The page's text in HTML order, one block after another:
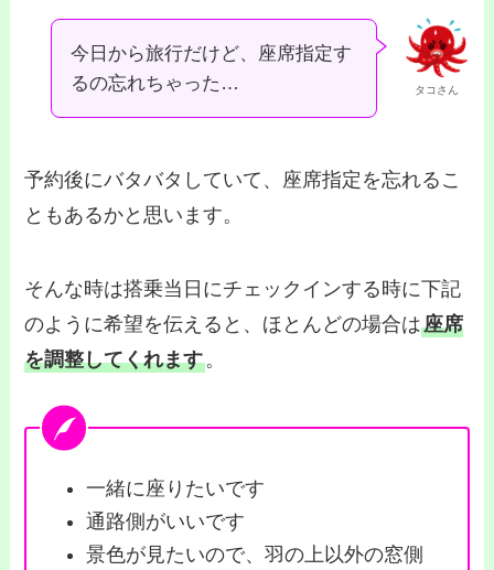
タコさん
今日から旅行だけど、座席指定す
るの忘れちゃった…
予約後にバタバタしていて、座席指定を忘れるこ
ともあるかと思います。
そんな時は搭乗当日にチェックインする時に下記
のように希望を伝えると、ほとんどの場合は座席
を調整してくれます。
一緒に座りたいです
通路側がいいです
景色が見たいので、羽の上以外の窓側